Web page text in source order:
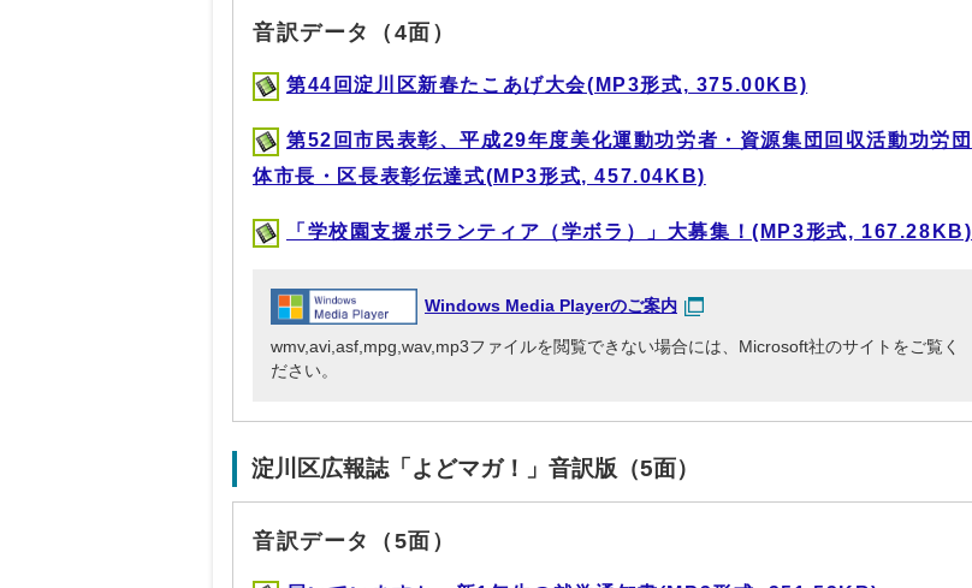
音訳データ（4面）
第44回淀川区新春たこあげ大会(MP3形式, 375.00KB)
第52回市民表彰、平成29年度美化運動功労者・資源集団回収活動功労団
体市長・区長表彰伝達式(MP3形式, 457.04KB)
「学校園支援ボランティア（学ボラ）」大募集！(MP3形式, 167.28KB)
Windows Media Playerのご案内
wmv,avi,asf,mpg,wav,mp3ファイルを閲覧できない場合には、Microsoft社のサイトをご覧く
ださい。
淀川区広報誌「よどマガ！」音訳版（5面）
音訳データ（5面）